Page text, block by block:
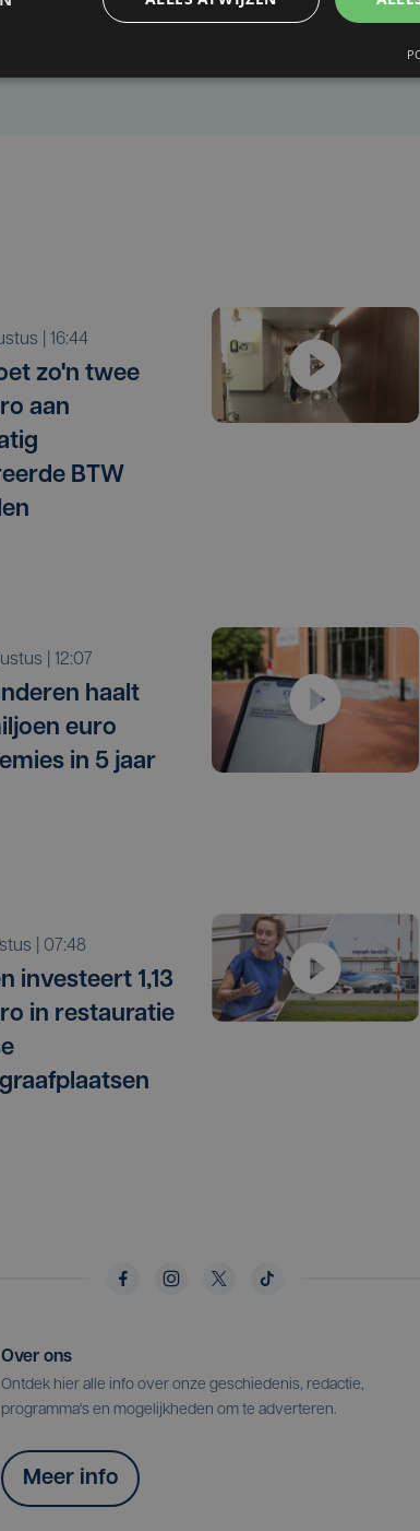
| 16:44
zo'n twee
aan
BTW
| 12:07
haalt
euro
in 5 jaar
| 07:48
investeert 1,13
in restauratie
Over ons
Ontdek hier alle info over onze geschiedenis, redactie,
programma's en mogelijkheden om te adverteren.
Meer info